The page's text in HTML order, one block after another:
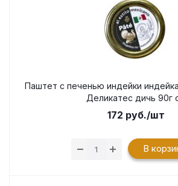
Паштет с печенью индейки
Деликатес дичь 90г
172 руб./шт
В